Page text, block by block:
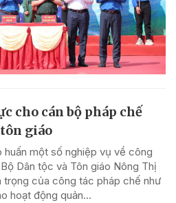
cho cán bộ pháp chế
giáo
huấn một số nghiệp vụ về công
Dân tộc và Tôn giáo Nông Thị
trọng của công tác pháp chế như
hoạt động quản...